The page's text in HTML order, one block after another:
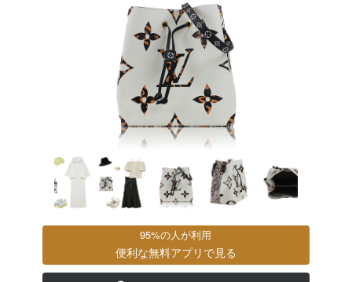
95%の人が利用
便利な無料アプリで見る